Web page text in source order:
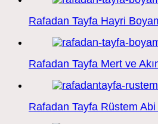
Rafadan Tayfa Hayri
Rafadan Tayfa Mert ve
Rafadan Tayfa Rüstem